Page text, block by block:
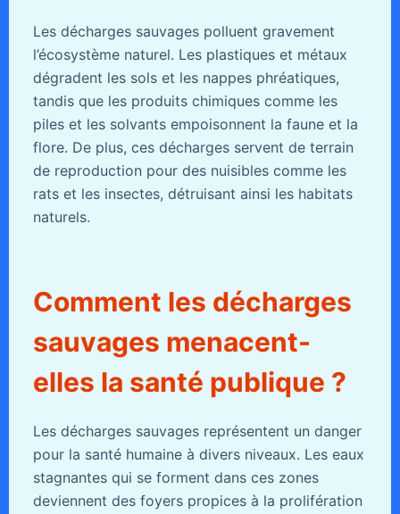
Les décharges sauvages polluent gravement
l’écosystème naturel. Les plastiques et métaux
dégradent les sols et les nappes phréatiques,
tandis que les produits chimiques comme les
piles et les solvants empoisonnent la faune et la
flore. De plus, ces décharges servent de terrain
de reproduction pour des nuisibles comme les
rats et les insectes, détruisant ainsi les habitats
naturels.
Comment les décharges
sauvages menacent-
elles la santé publique ?
Les décharges sauvages représentent un danger
pour la santé humaine à divers niveaux. Les eaux
stagnantes qui se forment dans ces zones
deviennent des foyers propices à la prolifération